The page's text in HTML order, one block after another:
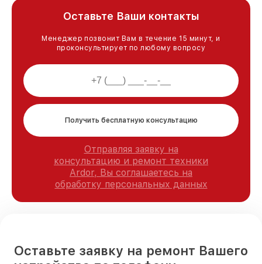
Оставьте Ваши контакты
Менеджер позвонит Вам в течение 15 минут, и
проконсультирует по любому вопросу
Получить бесплатную консультацию
Отправляя заявку на
консультацию и ремонт техники
Ardor, Вы соглашаетесь на
обработку персональных данных
Оставьте заявку на ремонт Вашего